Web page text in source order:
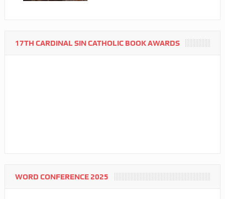
17TH CARDINAL SIN CATHOLIC BOOK AWARDS
WORD CONFERENCE 2025